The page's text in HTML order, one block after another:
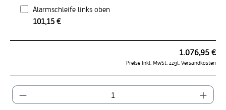
Alarmschleife links oben
101,15 €
1.076,95 €
Preise inkl. MwSt. zzgl. Versandkosten
Produkt Anzahl: Gib den gewünschten Wert ein